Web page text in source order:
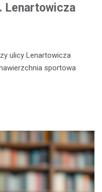
Lenartowicza
ulicy Lenartowicza
sportowa